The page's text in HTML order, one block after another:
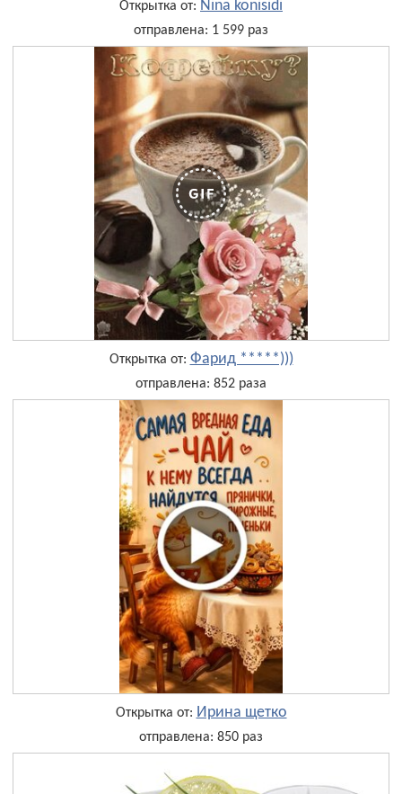
Открытка от: Nina konisidi
отправлена: 1 599 раз
Открытка от: Фарид *****)))
отправлена: 852 раза
Открытка от: Ирина щетко
отправлена: 850 раз